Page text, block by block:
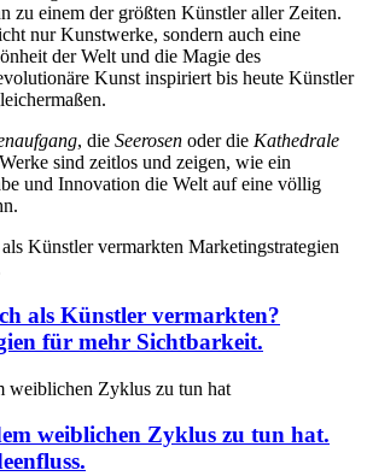
zu einem der größten Künstler aller Zeiten.
nur Kunstwerke, sondern auch eine
der Welt und die Magie des
Kunst inspiriert bis heute Künstler
, die Seerosen oder die Kathedrale
sind zeitlos und zeigen, wie ein
und Innovation die Welt auf eine völlig
als Künstler vermarkten?
für mehr Sichtbarkeit.
weiblichen Zyklus zu tun hat.